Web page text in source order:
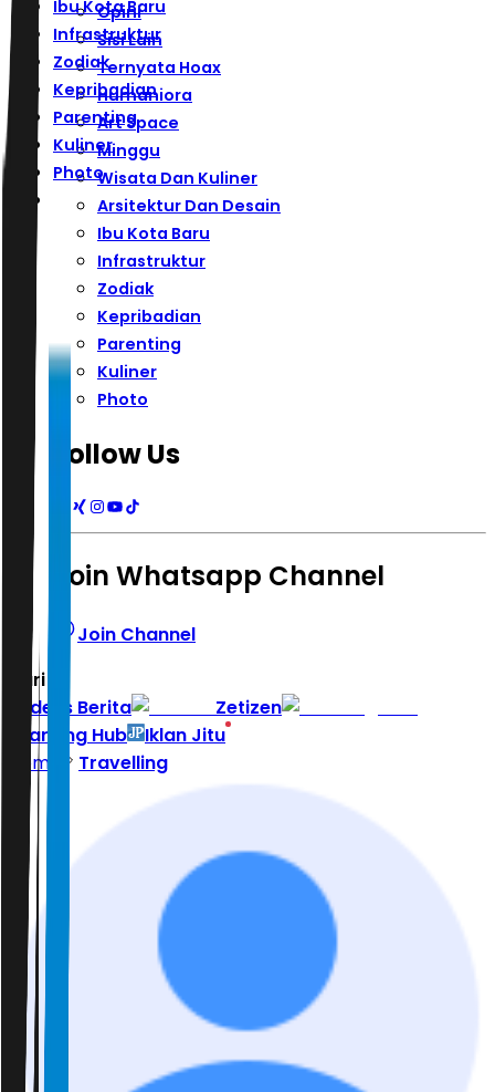
Ibu Kota Baru
Infrastruktur
Zodiak
Kepribadian
Parenting
Kuliner
Photo
Opini
Sisi Lain
Ternyata Hoax
Humaniora
Art Space
Minggu
Wisata Dan Kuliner
Arsitektur Dan Desain
Ibu Kota Baru
Infrastruktur
Zodiak
Kepribadian
Parenting
Kuliner
Photo
Follow Us
Join Whatsapp Channel
Join Channel
Hari ini
Indeks Berita
Zetizen
Learning Hub
Iklan Jitu
Home
Travelling